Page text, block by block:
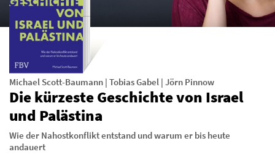
Michael Scott-Baumann | Tobias Gabel | Jörn Pinnow
Die kürzeste Geschichte von Israel
und Palästina
Wie der Nahostkonflikt entstand und warum er bis heute
andauert